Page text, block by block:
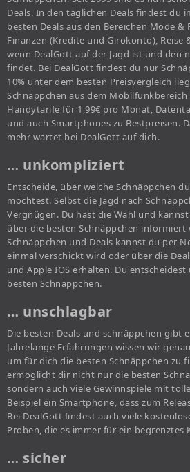
Deals. In den täglichen Deals findest du
besten Deals aus den Bereichen Mode
Finanzen (Kredite und Girokonto), Reise
wenn DealGott auf der Jagd ist und den
findet. Bei DealGott findest du nur
10% unter dem besten Preisvergleich
Schnäppchen aus dem
Handytarife für 1,99€ pro Monat,
und auch Smartphones zu Bestpreisen.
mehr wartet bei DealGott auf dich.
… unkompliziert
Entscheide, über welche Schnäppchen
möchtest. Selbst die Jagd nach
Vergnügen. Du hast die Wahl und
über die besten Schnäppchen informiert
Schnäppchen und Deals kannst du per
einmal verschickt wird oder über die
und Apple IOS erhalten. Du
besten Schnäppchen.
… unschlagbar
Die besten Deals und schnäppchen gibt
Jahrelange Erfahrungen wissen wir
um für dich die besten Schnäppchen zu
ermöglicht dir nicht nur die besten
sondern auch viele Gewinnspiele mit
Beispiel ein Smartphone, dass zum
Bei DealGott findest auch viele
Proben, die es immer für ein
… sicher